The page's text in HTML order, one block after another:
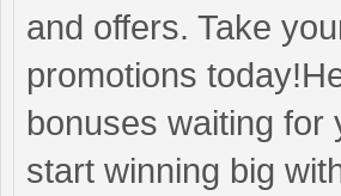
and offers. Take
promotions
bonuses waiting for
start winning big